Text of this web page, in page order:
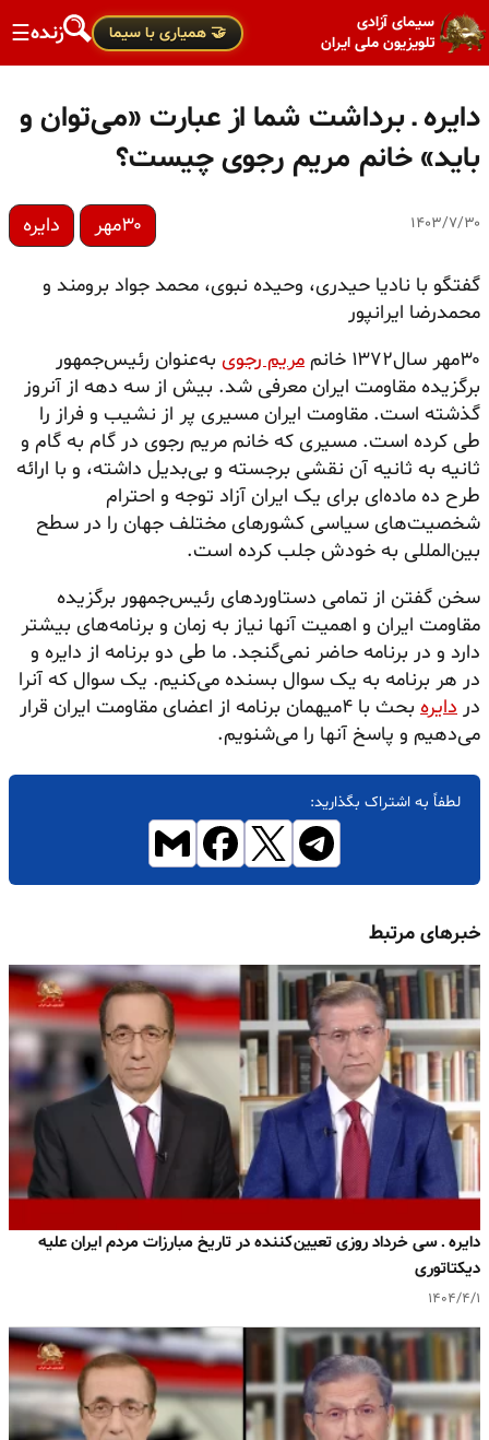
سیمای آزادی
تلویزیون ملی ایران
🤝 همیاری با سیما زنده☰
دایره ـ برداشت شما از عبارت «می‌توان و
باید» خانم مریم رجوی چیست؟
۱۴۰۳/۷/۳۰ ۳۰مهر دایره
گفتگو با نادیا حیدری، وحیده نبوی، محمد جواد برومند و
محمدرضا ایرانپور
۳۰مهر سال۱۳۷۲ خانم
مریم رجوی به‌عنوان رئیس‌جمهور
برگزیده مقاومت ایران معرفی شد. بیش از سه دهه از آنروز
گذشته است. مقاومت ایران مسیری پر از نشیب و فراز را
طی کرده است. مسیری که خانم مریم رجوی در گام به گام و
ثانیه به ثانیه آن نقشی برجسته و بی‌بدیل داشته، و با ارائه
طرح ده ماده‌ای برای یک ایران آزاد توجه و احترام
شخصیت‌های سیاسی کشورهای مختلف جهان را در سطح
بین‌المللی به خودش جلب کرده است.
سخن گفتن از تمامی دستاوردهای رئیس‌جمهور برگزیده
مقاومت ایران و اهمیت آنها نیاز به زمان و برنامه‌های بیشتر
دارد و در برنامه حاضر نمی‌گنجد. ما طی دو برنامه از دایره و
در هر برنامه به یک سوال بسنده می‌کنیم. یک سوال که آنرا
در دایره
بحث با ۴میهمان برنامه از اعضای مقاومت ایران قرار
می‌دهیم و پاسخ آنها را می‌شنویم.
لطفاً به اشتراک بگذارید:
خبرهای مرتبط
دایره ـ سی خرداد روزی تعیین‌کننده در تاریخ مبارزات مردم ایران علیه
دیکتاتوری
۱۴۰۴/۴/۱